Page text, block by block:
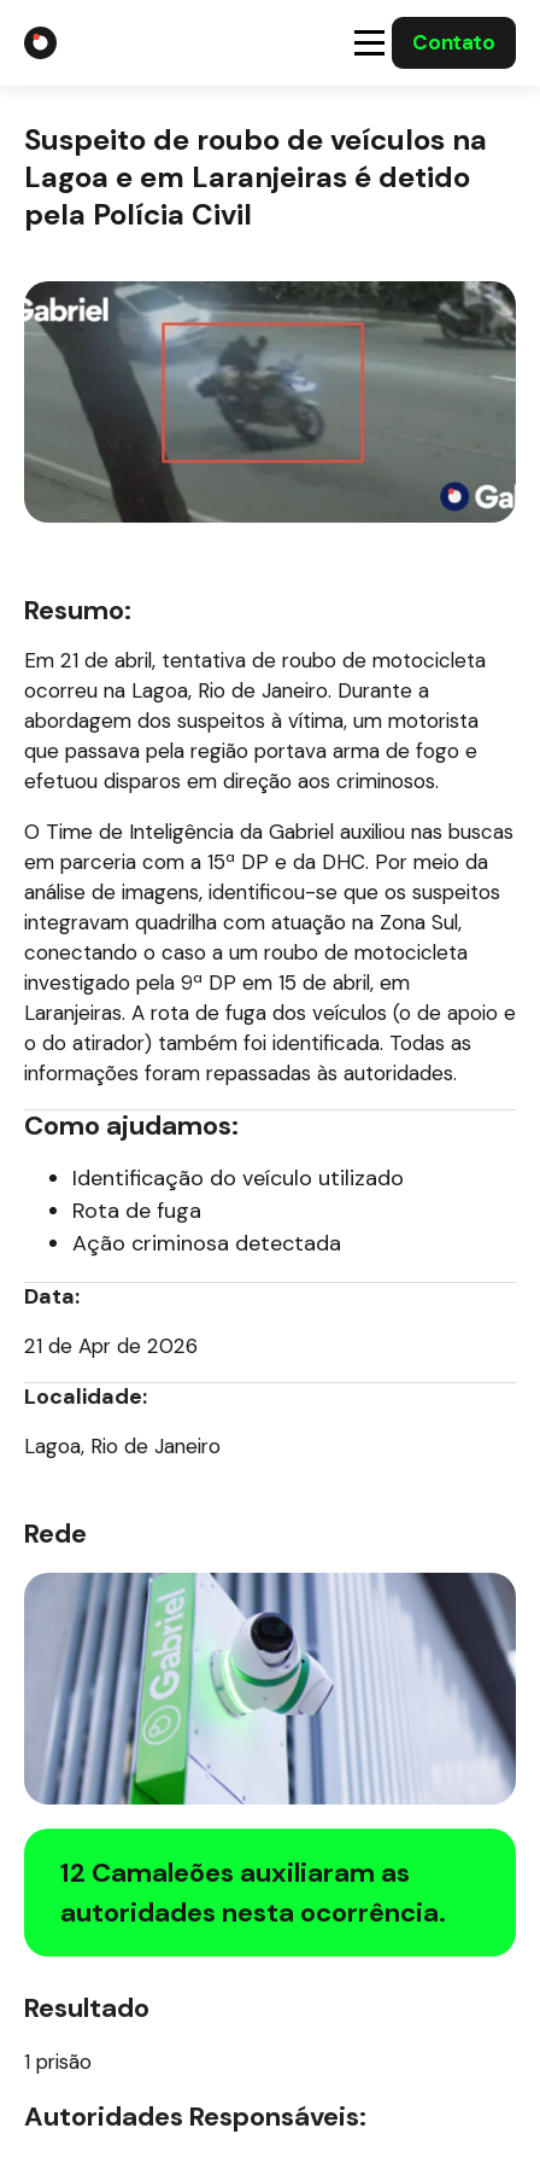
Contato
Soluções
Casos Solucionados
Mídia
Suspeito de roubo de veículos na
Lagoa e em Laranjeiras é detido
pela Polícia Civil
Resumo:
Em 21 de abril, tentativa de roubo de motocicleta
ocorreu na Lagoa, Rio de Janeiro. Durante a
abordagem dos suspeitos à vítima, um motorista
que passava pela região portava arma de fogo e
efetuou disparos em direção aos criminosos.
O Time de Inteligência da Gabriel auxiliou nas buscas
em parceria com a 15ª DP e da DHC. Por meio da
análise de imagens, identificou-se que os suspeitos
integravam quadrilha com atuação na Zona Sul,
conectando o caso a um roubo de motocicleta
investigado pela 9ª DP em 15 de abril, em
Laranjeiras. A rota de fuga dos veículos (o de apoio e
o do atirador) também foi identificada. Todas as
informações foram repassadas às autoridades.
Como ajudamos:
Identificação do veículo utilizado
Rota de fuga
Ação criminosa detectada
Data:
21 de Apr de 2026
Localidade:
Lagoa, Rio de Janeiro
Rede
12 Camaleões auxiliaram as
autoridades nesta ocorrência.
Resultado
1 prisão
Autoridades Responsáveis: